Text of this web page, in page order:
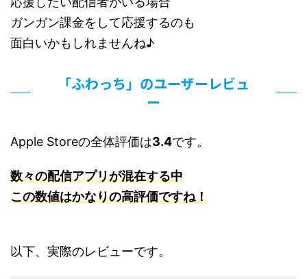
ガンガン課金をして応援するのも
面白いかもしれませんね♪
「ふわっち」のユーザーレビュ
ー
Apple Storeの全体評価は3.4です。
数々の配信アプリが混在する中
この数値はかなりの高評価ですね！
以下、実際のレビューです。